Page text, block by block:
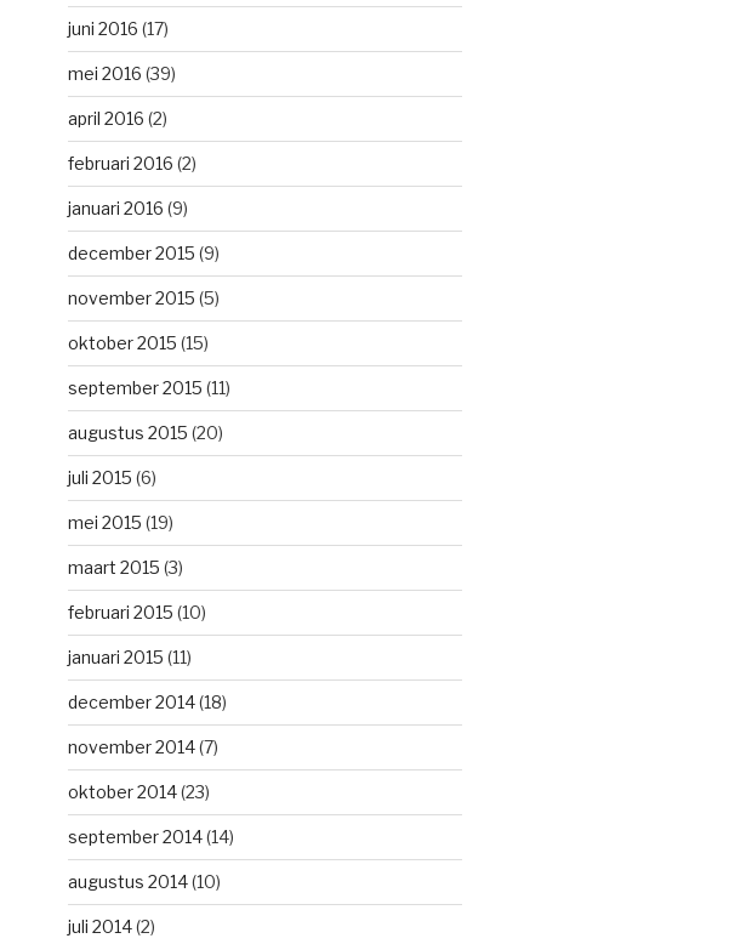
juni 2016 (17)
mei 2016 (39)
april 2016 (2)
februari 2016 (2)
januari 2016 (9)
december 2015 (9)
november 2015 (5)
oktober 2015 (15)
september 2015 (11)
augustus 2015 (20)
juli 2015 (6)
mei 2015 (19)
maart 2015 (3)
februari 2015 (10)
januari 2015 (11)
december 2014(18)
november 2014(7)
oktober 2014(23)
september 2014(14)
augustus 2014(10)
juli 2014(2)